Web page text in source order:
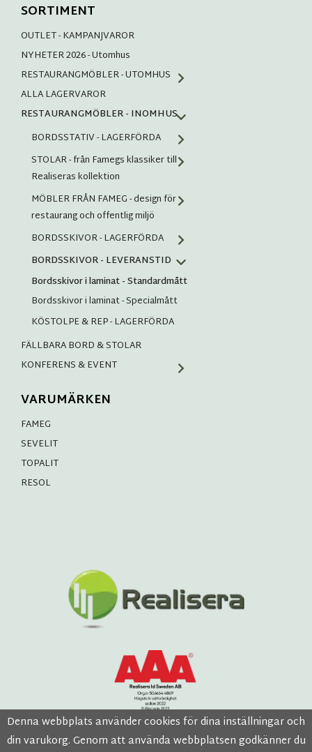
SORTIMENT
OUTLET - KAMPANJVAROR
NYHETER 2026 - Utomhus
RESTAURANGMÖBLER - UTOMHUS
ALLA LAGERVAROR
RESTAURANGMÖBLER - INOMHUS
BORDSSTATIV - LAGERFÖRDA
STOLAR - från Famegs klassiker till
Realiseras kollektion
MÖBLER FRÅN FAMEG - design för
restaurang och offentlig miljö
BORDSSKIVOR - LAGERFÖRDA
BORDSSKIVOR - LEVERANSTID
Bordsskivor i laminat - Standardmått
Bordsskivor i laminat - Specialmått
KÖSTOLPE & REP - LAGERFÖRDA
FÄLLBARA BORD & STOLAR
KONFERENS & EVENT
VARUMÄRKEN
FAMEG
SEVELIT
TOPALIT
RESOL
Denna webbplats använder cookies för dina inställningar och
din varukorg. Genom att använda webbplatsen godkänner du